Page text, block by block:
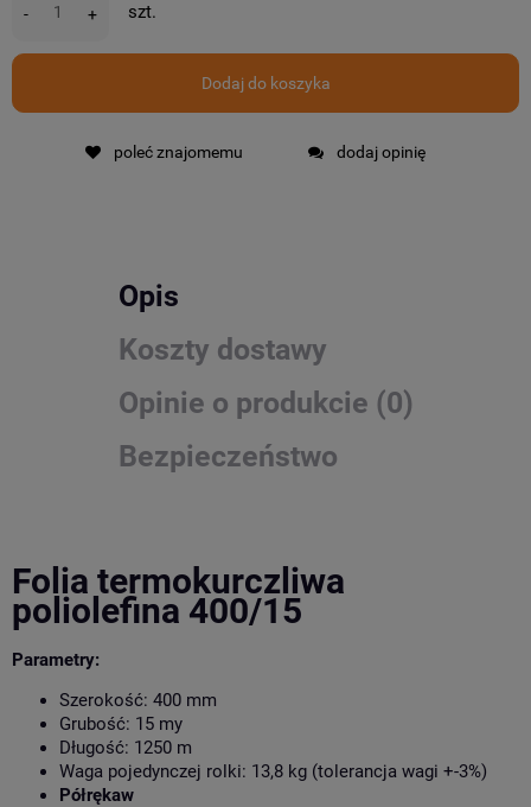
- + szt.
Dodaj do koszyka
poleć znajomemu dodaj opinię
Opis
Koszty dostawy
Opinie o produkcie (0)
Bezpieczeństwo
Folia termokurczliwa
poliolefina 400/15
Parametry:
Szerokość: 400 mm
Grubość: 15 my
Długość: 1250 m
Waga pojedynczej rolki: 13,8 kg (tolerancja wagi +-3%)
Półrękaw